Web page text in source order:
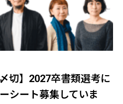
切】2027卒書類選考に
シート募集していま